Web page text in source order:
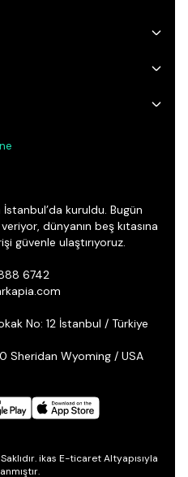
İstanbul’da kuruldu. Bugün
dünyanın beş kıtasına
güvenle ulaştırıyoruz.
6742
No: 12 İstanbul / Türkiye
Wyoming / USA
ikas E-ticaret Altyapısıyla